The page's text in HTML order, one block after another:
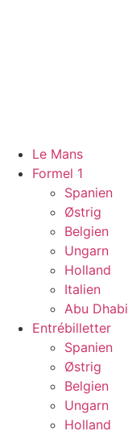
Le Mans
Formel 1
Spanien
Østrig
Belgien
Ungarn
Holland
Italien
Abu Dhabi
Entrébilletter
Spanien
Østrig
Belgien
Ungarn
Holland